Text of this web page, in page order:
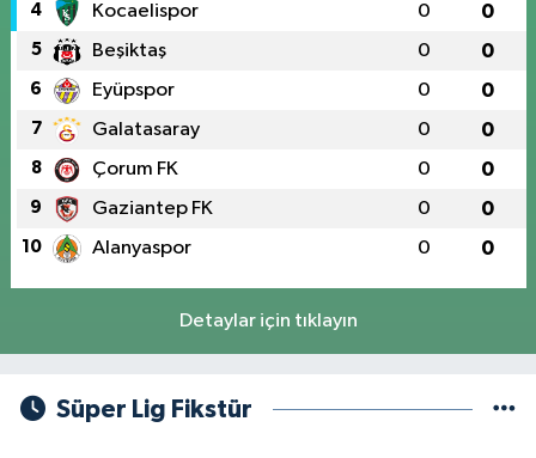
4 Kocaelispor 0 0
5 Beşiktaş 0 0
6 Eyüpspor 0 0
7 Galatasaray 0 0
8 Çorum FK 0 0
9 Gaziantep FK 0 0
10 Alanyaspor 0 0
Detaylar için tıklayın
Süper Lig Fikstür